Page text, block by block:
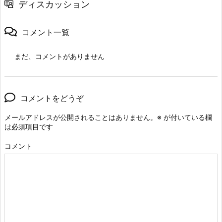
ディスカッション
コメント一覧
まだ、コメントがありません
コメントをどうぞ
メールアドレスが公開されることはありません。 ※ が付いている欄
は必須項目です
コメント